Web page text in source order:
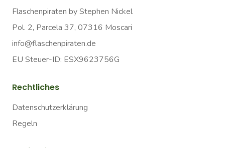
Flaschenpiraten by Stephen Nickel
Pol. 2, Parcela 37, 07316 Moscari
info@flaschenpiraten.de
EU Steuer-ID: ESX9623756G
Rechtliches
Datenschutzerklärung
Regeln